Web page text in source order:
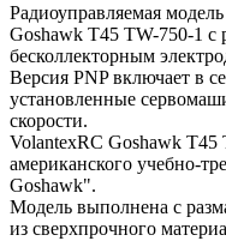
Радиоуправляемая
Goshawk T45 TW-750-1 с
бесколлекторным
Версия PNP включает в
установленные
скорости.
VolantexRC Goshawk T45
американского учебно-
Goshawk".
Модель выполнена с
из сверхпрочного